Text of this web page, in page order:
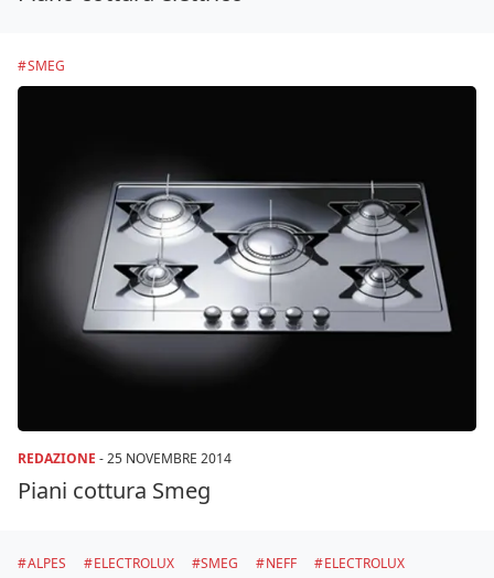
SMEG
REDAZIONE -25 NOVEMBRE 2014
Piani cottura Smeg
ALPES ELECTROLUX SMEG NEFF
ELECTROLUX